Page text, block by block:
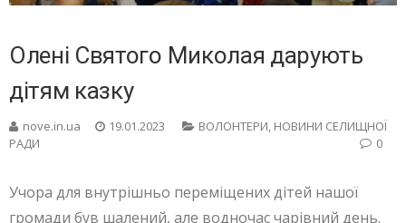
Олені Святого Миколая дарують
дітям казку
nove.in.ua 19.01.2023 ВОЛОНТЕРИ, НОВИНИ СЕЛИЩНОЇ
РАДИ
0
Учора для внутрішньо переміщених дітей нашої
громади був шалений, але водночас чарівний день.